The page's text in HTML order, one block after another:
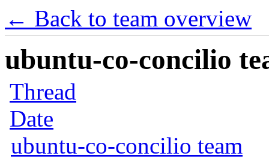
← Back to team overview
ubuntu-co-concilio
Thread
Date
ubuntu-co-concilio team